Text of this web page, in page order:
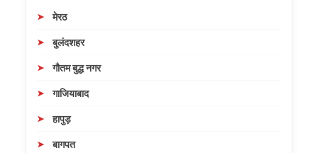
मेरठ
बुलंदशहर
गौतम बुद्ध नगर
गाजियाबाद
हापुड़
बागपत